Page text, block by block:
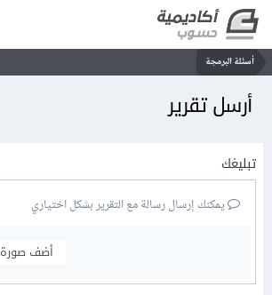
أسئلة البرمجة
أرسل تقرير
تبليغك
يمكنك إرسال رسالة مع التقرير بشكل اختياري
أضف